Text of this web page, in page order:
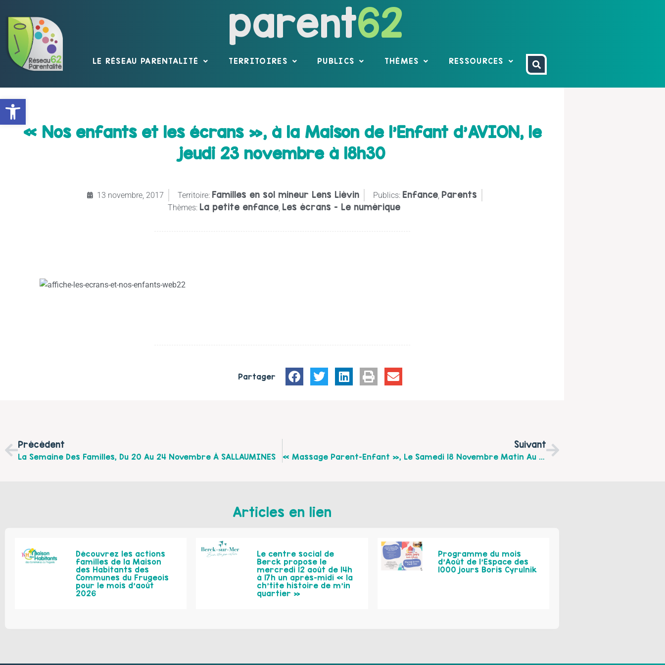
Ouvrir la barre d’outils
parent62
LE RÉSEAU PARENTALITÉ TERRITOIRES PUBLICS THÈMES RESSOURCES
« Nos enfants et les écrans », à la Maison de l’Enfant d’AVION, le
jeudi 23 novembre à 18h30
13 novembre, 2017 Territoire: Familles en sol mineur Lens Liévin Publics: Enfance, Parents
Thèmes: La petite enfance Les écrans - Le numérique
Partager
Précédent
La Semaine Des Familles, Du 20 Au 24 Novembre À SALLAUMINES
Suivant
« Massage Parent-Enfant », Le Samedi 18 Novembre Matin Au Centre Social Maison Des 3 Cités De MAZINGARBE
Articles en lien
Découvrez les actions
familles de la Maison
des Habitants des
Communes du Frugeois
pour le mois d’août
2026
Le centre social de
Berck propose le
mercredi 12 août de 14h
à 17h un après-midi « la
ch’tite histoire de m’in
quartier »
Programme du mois
d’Août de l’Espace des
1000 jours Boris Cyrulnik